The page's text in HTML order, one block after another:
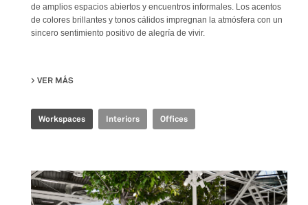
de amplios espacios abiertos y encuentros informales. Los acentos
de colores brillantes y tonos cálidos impregnan la atmósfera con un
sincero sentimiento positivo de alegría de vivir.
VER MÁS
Workspaces Interiors Offices